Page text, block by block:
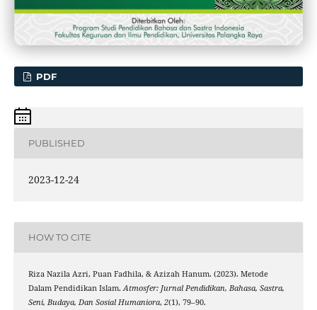
PDF
PUBLISHED
2023-12-24
HOW TO CITE
Riza Nazila Azri, Puan Fadhila, & Azizah Hanum. (2023). Metode
Dalam Pendidikan Islam.Atmosfer: Jurnal Pendidikan, Bahasa, Sastra,
Seni, Budaya, Dan Sosial Humaniora, 2(1), 79–90.